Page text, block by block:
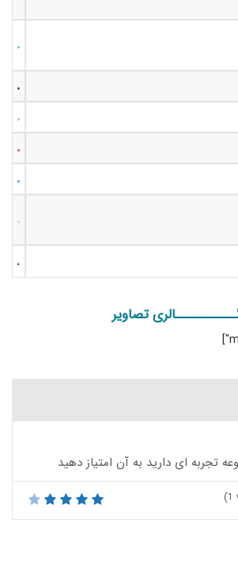
تصاویر
تجربه ای دارید به آن امتیاز دهید
(1